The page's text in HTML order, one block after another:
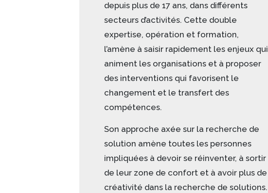
depuis plus de 17 ans, dans différents
secteurs d’activités. Cette double
expertise, opération et formation,
l’amène à saisir rapidement les enjeux qui
animent les organisations et à proposer
des interventions qui favorisent le
changement et le transfert des
compétences.
Son approche axée sur la recherche de
solution amène toutes les personnes
impliquées à devoir se réinventer, à sortir
de leur zone de confort et à avoir plus de
créativité dans la recherche de solutions.